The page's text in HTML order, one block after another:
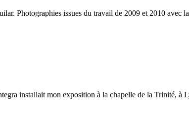
Photographies issues du travail de 2009 et 2010
installait mon exposition à la chapelle de la Trinité, à